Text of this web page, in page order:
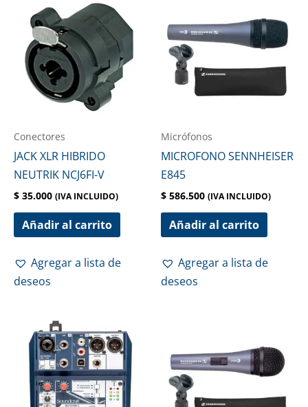
Conectores
JACK XLR HIBRIDO
NEUTRIK NCJ6FI-V
$ 35.000 (IVA INCLUIDO)
Añadir al carrito
Agregar a lista de
deseos
Micrófonos
MICROFONO SENNHEISER
E845
$ 586.500 (IVA INCLUIDO)
Añadir al carrito
Agregar a lista de
deseos